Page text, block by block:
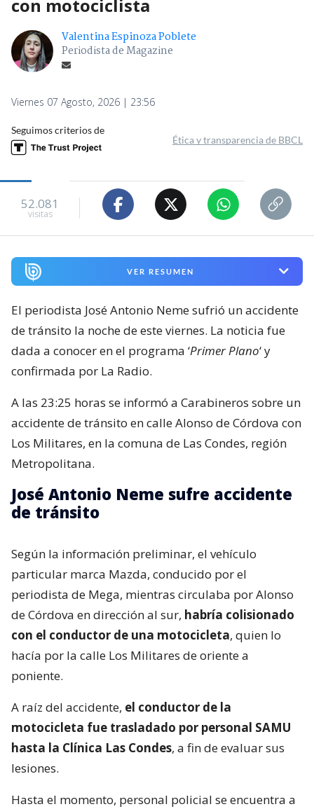
con motociclista
Valentina Espinoza Poblete
Periodista de Magazine
Viernes 07 Agosto, 2026 | 23:56
Seguimos criterios de
Ética y transparencia de BBCL
52.081
visitas
VER RESUMEN
El periodista José Antonio Neme sufrió un accidente
de tránsito la noche de este viernes. La noticia fue
dada a conocer en el programa ‘Primer Plano‘ y
confirmada por La Radio.
A las 23:25 horas se informó a Carabineros sobre un
accidente de tránsito en calle Alonso de Córdova con
Los Militares, en la comuna de Las Condes, región
Metropolitana.
José Antonio Neme sufre accidente
de tránsito
Según la información preliminar, el vehículo
particular marca Mazda, conducido por el
periodista de Mega, mientras circulaba por Alonso
de Córdova en dirección al sur, habría colisionado
con el conductor de una motocicleta, quien lo
hacía por la calle Los Militares de oriente a
poniente.
A raíz del accidente, el conductor de la
motocicleta fue trasladado por personal SAMU
hasta la Clínica Las Condes, a fin de evaluar sus
lesiones.
Hasta el momento, personal policial se encuentra a